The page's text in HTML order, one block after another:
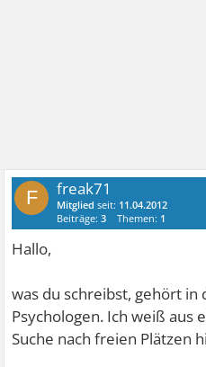
F freak71
Mitglied seit: 11.04.2012
Beiträge:3 Themen: 1
Hallo,
was du schreibst, gehört in
Psychologen. Ich weiß aus
Suche nach freien Plätzen